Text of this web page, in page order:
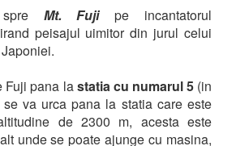
Mt. Fuji pe
incantatorul
peisajul uimitor din jurul celui
Fuji pana lastatia cu numarul 5 (in
va urca pana la statia care este
de 2300 m, acesta este
unde se poate ajunge cu masina,